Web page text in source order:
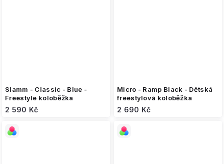
Slamm - Classic - Blue -
Freestyle koloběžka
2 590 Kč
Micro - Ramp Black - Dětská
freestylová koloběžka
2 690 Kč